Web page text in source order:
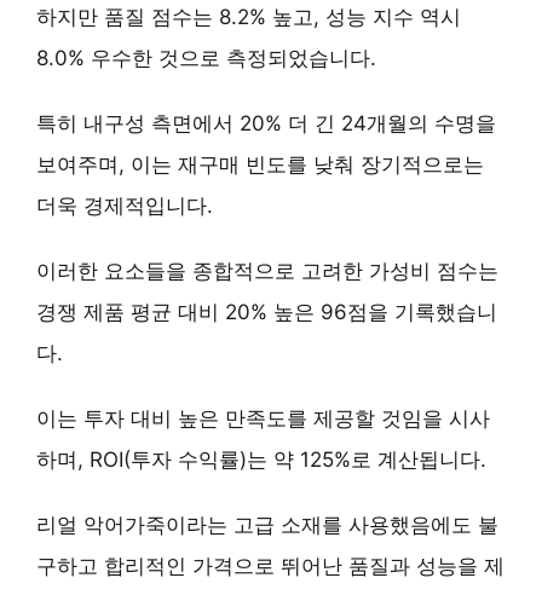
하지만 품질 점수는 8.2% 높고, 성능 지수 역시
8.0% 우수한 것으로 측정되었습니다.
특히 내구성 측면에서 20% 더 긴 24개월의 수명을
보여주며, 이는 재구매 빈도를 낮춰 장기적으로는
더욱 경제적입니다.
이러한 요소들을 종합적으로 고려한 가성비 점수는
경쟁 제품 평균 대비 20% 높은 96점을 기록했습니
다.
이는 투자 대비 높은 만족도를 제공할 것임을 시사
하며, ROI(투자 수익률)는 약 125% 로 계산됩니다.
리얼 악어가죽이라는 고급 소재를 사용했음에도 불
구하고 합리적인 가격으로 뛰어난 품질과 성능을 제